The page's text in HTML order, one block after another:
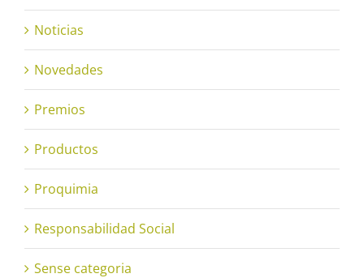
Noticias
Novedades
Premios
Productos
Proquimia
Responsabilidad Social
Sense categoria